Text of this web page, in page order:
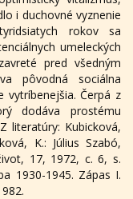
i duchovné vyznenie
rokov sa
umeleckých
pred všedným
pôvodná sociálna
vytríbenejšia. Čerpá z
dodáva prostému
literatúry: Kubicková,
K.: Július Szabó,
17, 1972, c. 6, s.
1930-1945. Zápas I.